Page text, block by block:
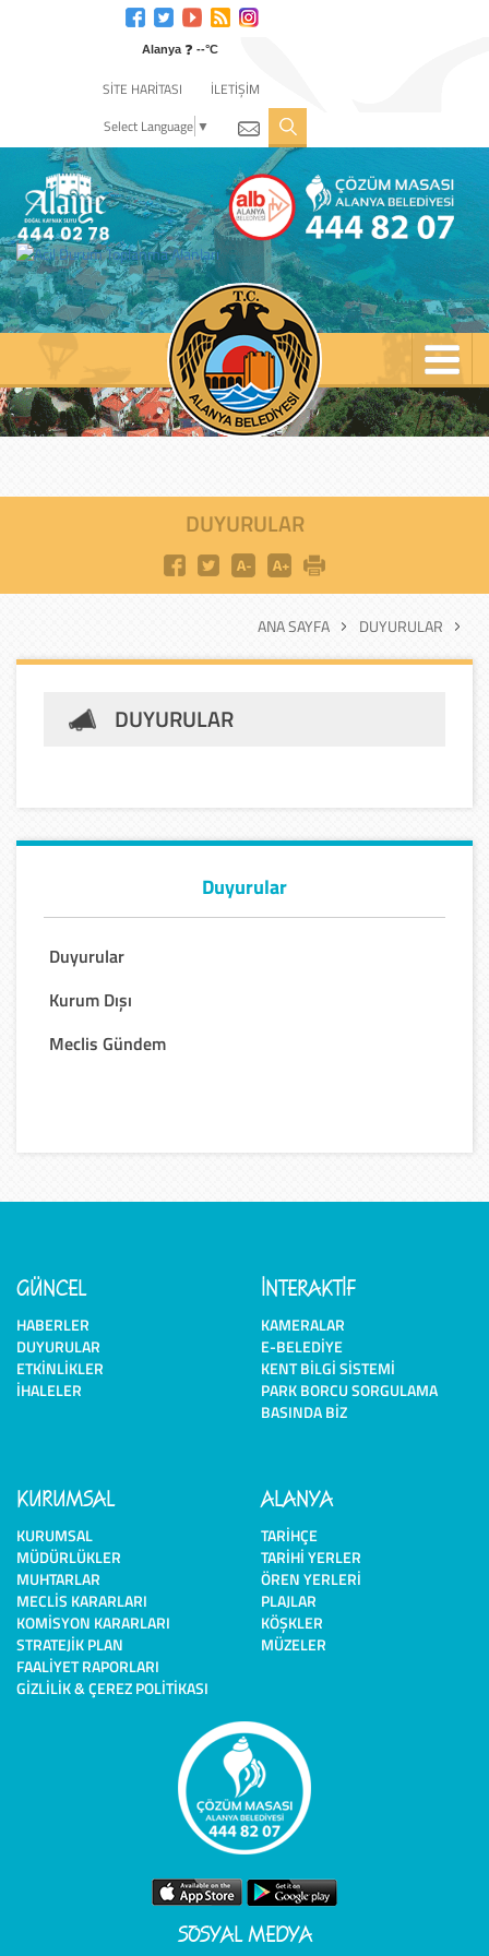
Alanya ❓ --°C
SİTE HARİTASI
İLETİŞİM
Select Language ▼
DUYURULAR
ANA SAYFA DUYURULAR
DUYURULAR
Duyurular
Duyurular
Kurum Dışı
Meclis Gündem
GÜNCEL
HABERLER
DUYURULAR
ETKINLIKLER
İHALELER
İNTERAKTİF
KAMERALAR
E-BELEDIYE
KENT BILGI SISTEMI
PARK BORCU SORGULAMA
BASINDA BIZ
KURUMSAL
KURUMSAL
MÜDÜRLÜKLER
MUHTARLAR
MECLIS KARARLARI
KOMISYON KARARLARI
STRATEJIK PLAN
FAALIYET RAPORLARI
GIZLILIK & ÇEREZ POLITIKASI
ALANYA
TARIHÇE
TARIHI YERLER
ÖREN YERLERI
PLAJLAR
KÖŞKLER
MÜZELER
SOSYAL MEDYA